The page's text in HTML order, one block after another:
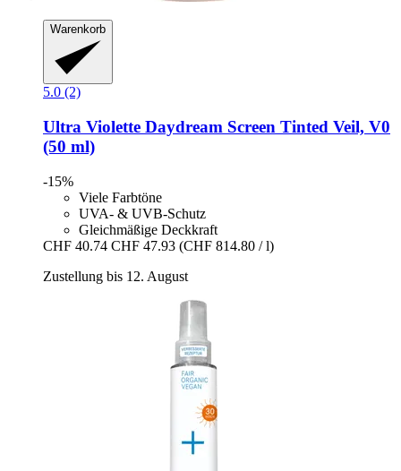
Warenkorb
5.0 (2)
Ultra Violette Daydream Screen Tinted Veil, V0
(50 ml)
-15%
Viele Farbtöne
UVA- & UVB-Schutz
Gleichmäßige Deckkraft
CHF 40.74 CHF 47.93 (CHF 814.80 / l)
Zustellung bis 12. August